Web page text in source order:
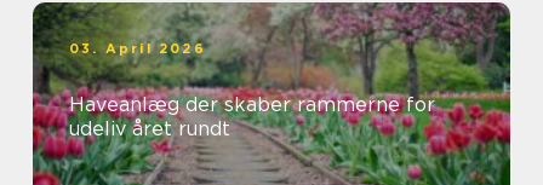
03. April 2026
Haveanlæg der skaber rammerne for
udeliv året rundt